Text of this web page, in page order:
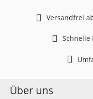
Versandfrei
Schnelle
Über uns